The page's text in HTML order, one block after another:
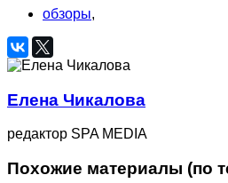
обзоры,
Елена Чикалова
редактор SPA MEDIA
Похожие материалы (по